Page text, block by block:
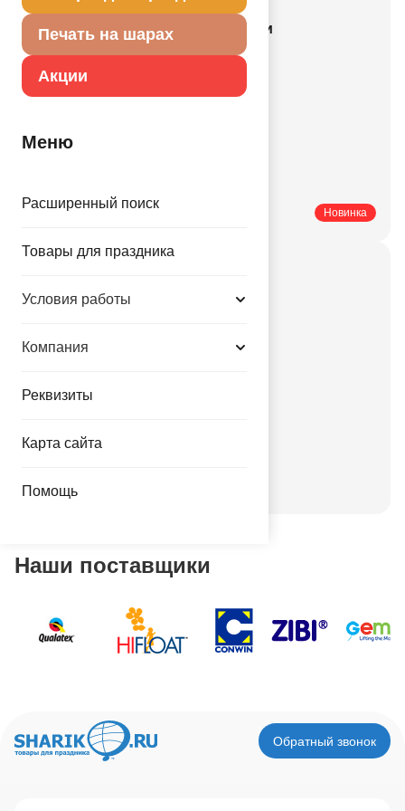
Печать на шарах
Акции
Меню
Расширенный поиск
Товары для праздника
Условия работы
Компания
Реквизиты
Карта сайта
Помощь
Все действующие акции и скидки
Все новинки каталога
Гелий и оборудование
Купить оптом
Печатные каталоги
Новинка
Свадьбы
Праздники
Новый год
Наши поставщики
Обратный звонок